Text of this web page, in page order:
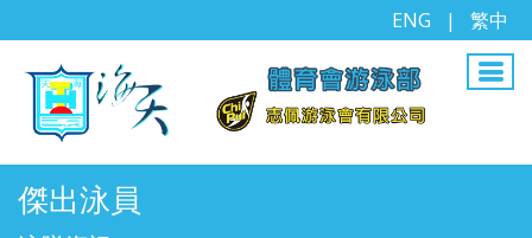
ENG | 繁中
傑出泳員